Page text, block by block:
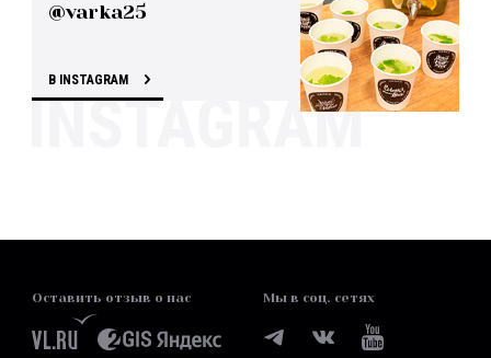
@varka25
В INSTAGRAM
Оставить отзыв о нас Мы в соц. сетях